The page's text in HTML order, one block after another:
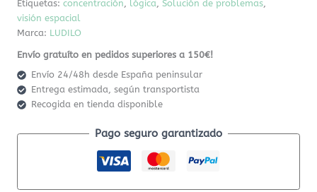
Etiquetas:concentración lógica ,Solución de problemas
visión espacial
Marca: LUDILO
Envío gratuíto en pedidos superiores a 150€!
Envío 24/48h desde España peninsular
Entrega estimada, según transportista
Recogida en tienda disponible
Pago seguro garantizado